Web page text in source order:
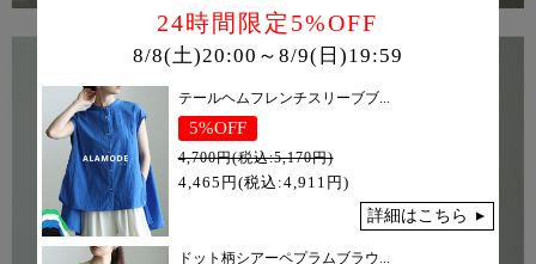
24時間限定5%OFF
8/8(土)20:00～8/9(日)19:59
テールヘムフレンチスリーブブ...
5%OFF
4,700円(税込:5,170円)
4,465円(税込:4,911円)
詳細はこちら
ドット柄シアーペプラムブラウ...